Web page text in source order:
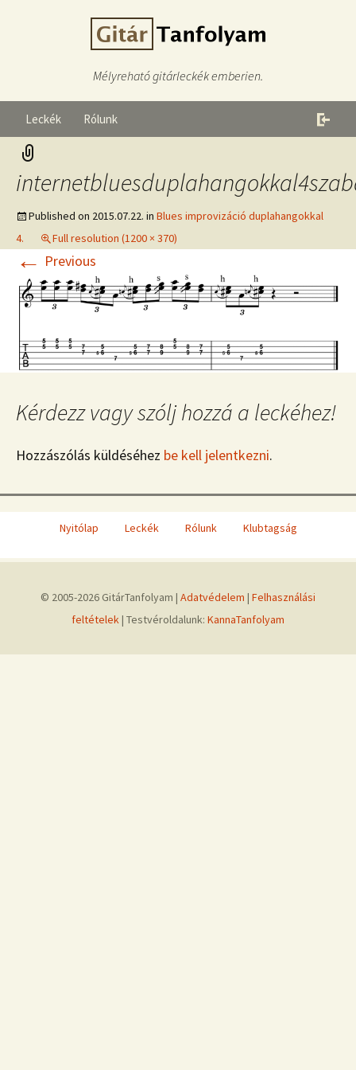
Mélyreható gitárleckék emberien.
Leckék Rólunk
Published on 2015.07.22. in Blues improvizáció duplahangokkal
4.
Full resolution (1200 × 370)
← Previous
Kérdezz vagy szólj hozzá a leckéhez!
Hozzászólás küldéséhez be kell jelentkezni.
Nyitólap Leckék Rólunk Klubtagság
© 2005-2026 GitárTanfolyam | Adatvédelem | Felhasználási
feltételek| Testvéroldalunk: KannaTanfolyam